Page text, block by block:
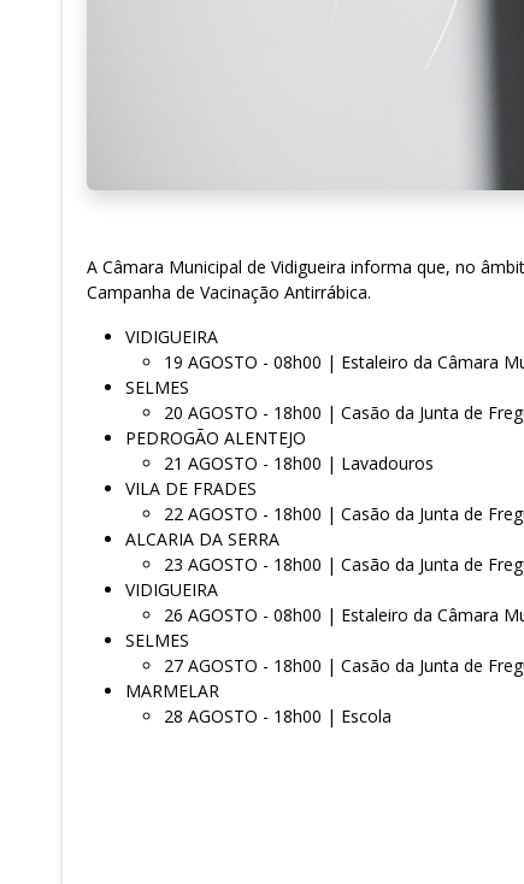
A Câmara Municipal de Vidigueira informa que, no
Campanha de Vacinação Antirrábica.
VIDIGUEIRA
19 AGOSTO - 08h00 | Estaleiro da Câmara
SELMES
20 AGOSTO - 18h00 | Casão da Junta de
PEDROGÃO ALENTEJO
21 AGOSTO - 18h00 | Lavadouros
VILA DE FRADES
22 AGOSTO - 18h00 | Casão da Junta de
ALCARIA DA SERRA
23 AGOSTO - 18h00 | Casão da Junta de
VIDIGUEIRA
26 AGOSTO - 08h00 | Estaleiro da Câmara
SELMES
27 AGOSTO - 18h00 | Casão da Junta de
MARMELAR
28 AGOSTO - 18h00 | Escola